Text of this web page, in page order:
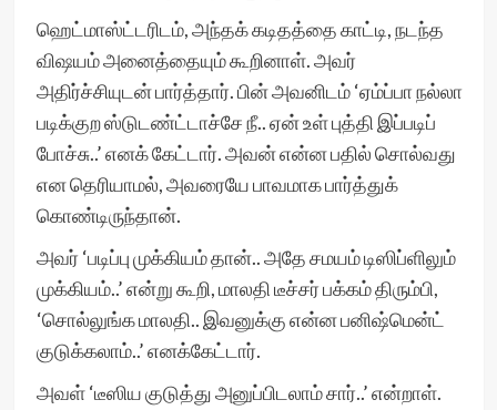
ஹெட்மாஸ்ட்டரிடம், அந்தக் கடிதத்தை காட்டி, நடந்த
விஷயம் அனைத்தையும் கூறினாள். அவர்
அதிர்ச்சியுடன் பார்த்தார். பின் அவனிடம் ‘ஏம்ப்பா நல்லா
படிக்குற ஸ்டுடண்ட்டாச்சே நீ.. ஏன் உள் புத்தி இப்படிப்
போச்சு..’ எனக் கேட்டார். அவன் என்ன பதில் சொல்வது
என தெரியாமல், அவரையே பாவமாக பார்த்துக்
கொண்டிருந்தான்.
அவர் ‘படிப்பு முக்கியம் தான்.. அதே சமயம் டிஸிப்ளிலும்
முக்கியம்..’ என்று கூறி, மாலதி டீச்சர் பக்கம் திரும்பி,
‘சொல்லுங்க மாலதி.. இவனுக்கு என்ன பனிஷ்மென்ட்
குடுக்கலாம்..’ எனக்கேட்டார்.
அவள் ‘டீஸிய குடுத்து அனுப்பிடலாம் சார்..’ என்றாள்.